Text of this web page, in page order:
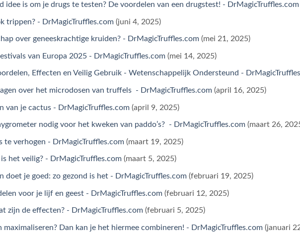
idee is om je drugs te testen? De voordelen van een drugstest! - DrMagicTruffles.com
trippen? - DrMagicTruffles.com (juni 4, 2025)
over geneeskrachtige kruiden? - DrMagicTruffles.com (mei 21, 2025)
van Europa 2025 - DrMagicTruffles.com (mei 14, 2025)
Effecten en Veilig Gebruik - Wetenschappelijk Ondersteund -
over het microdosen van truffels - DrMagicTruffles.com (april 16, 2025)
van je cactus - DrMagicTruffles.com (april 9, 2025)
nodig voor het kweken van paddo’s? - DrMagicTruffles.com (maart 26,
te verhogen - DrMagicTruffles.com (maart 19, 2025)
het veilig? - DrMagicTruffles.com (maart 5, 2025)
doet je goed: zo gezond is het - DrMagicTruffles.com (februari 19, 2025)
voor je lijf en geest - DrMagicTruffles.com (februari 12, 2025)
zijn de effecten? - DrMagicTruffles.com (februari 5, 2025)
Dan kan je het hiermee combineren! - DrMagicTruffles.com (januari